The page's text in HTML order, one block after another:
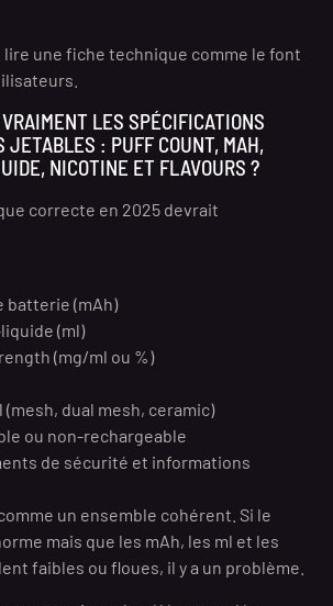
lire une fiche technique comme le font
LES SPÉCIFICATIONS
JETABLES : PUFF COUNT, MAH,
NICOTINE ET FLAVOURS ?
correcte en 2025 devrait
batterie (mAh)
liquide (ml)
(mg/ml ou %)
(mesh, dual mesh, ceramic)
ou non-rechargeable
de sécurité et informations
un ensemble cohérent. Si le
mais que les mAh, les ml et les
faibles ou floues, il y a un problème.